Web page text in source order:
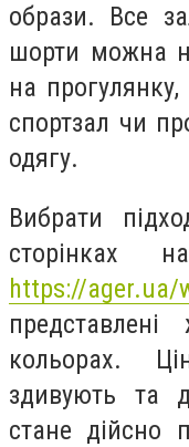
образи. Все
шорти можна
на
спортзал чи
одягу.
Вибрати
сторінках
https://ager.ua/
кольорах.
здивують та
стане дійсно